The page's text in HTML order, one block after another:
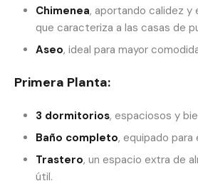
Chimenea, aportando calidez y
que caracteriza a las casas de
Aseo, ideal para mayor
Primera Planta:
3 dormitorios, espaciosos y
Baño completo, equipado para
Trastero, un espacio extra de
útil.